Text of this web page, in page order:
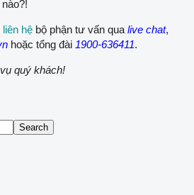
liên hệ bộ phận tư vấn qua live chat,
hoặc tổng đài 1900-636411.
quý khách!
Search